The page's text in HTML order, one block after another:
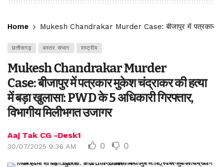
Home Mukesh Chandrakar Murder Case: बीजापुर में पत्रकार
छत्तीसगढ़ बस्तर संभाग राष्ट्रीय
Mukesh Chandrakar Murder
Case: बीजापुर में पत्रकार मुकेश चंद्राकर की हत्या
में बड़ा खुलासा: PWD के 5 अधिकारी गिरफ्तार,
विभागीय मिलीभगत उजागर
Aaj Tak CG -Desk1
30/07/2025 9:36 AM 0 0